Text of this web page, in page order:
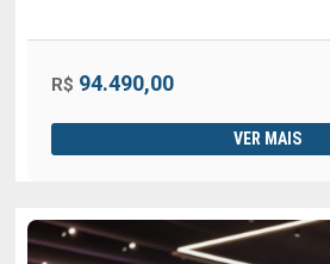
R$ 94.490,00
VER MAIS